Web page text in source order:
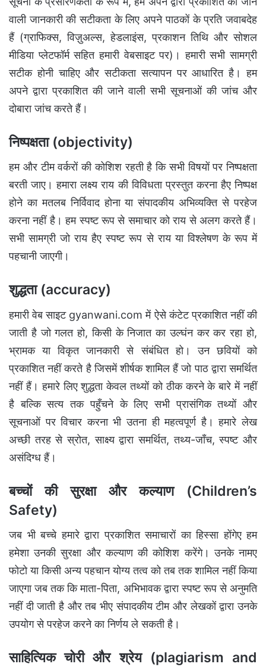
वाली जानकारी की सटीकता के लिए अपने पाठकों के प्रति जवाबदेह
हैं (ग्राफिक्स, विज़ुअल्स, हेडलाइंस, प्रकाशन तिथि और सोशल
मीडिया प्लेटफॉर्म सहित हमारी वेबसाइट पर)। हमारी सभी सामग्री
सटीक होनी चाहिए और सटीकता सत्यापन पर आधारित है। हम
अपने द्वारा प्रकाशित की जाने वाली सभी सूचनाओं की जांच और
दोबारा जांच करते हैं।
निष्पक्षता (objectivity)
हम और टीम वर्करों की कोशिश रहती है कि सभी विषयों पर निष्पक्षता
बरती जाए। हमारा लक्ष्य राय की विविधता प्रस्तुत करना हैए निष्पक्ष
होने का मतलब निर्विवाद होना या संपादकीय अभिव्यक्ति से परहेज
करना नहीं है। हम स्पष्ट रूप से समाचार को राय से अलग करते हैं।
सभी सामग्री जो राय हैए स्पष्ट रूप से राय या विश्लेषण के रूप में
पहचानी जाएगी।
शुद्धता (accuracy)
हमारी वेब साइट gyanwani.com में ऐसे कंटेट प्रकाशित नहीं की
जाती है जो गलत हो, किसी के निजात का उल्घंन कर कर रहा हो,
भ्रामक या विकृत जानकारी से संबंधित हो। उन छवियों को
प्रकाशित नहीं करते है जिसमें शीर्षक शामिल हैं जो पाठ द्वारा समर्थित
नहीं हैं। हमारे लिए शुद्धता केवल तथ्यों को ठीक करने के बारे में नहीं
है बल्कि सत्य तक पहुँचने के लिए सभी प्रासंगिक तथ्यों और
सूचनाओं पर विचार करना भी उतना ही महत्वपूर्ण है। हमारे लेख
अच्छी तरह से स्रोत, साक्ष्य द्वारा समर्थित, तथ्य-जाँच, स्पष्ट और
असंदिग्ध हैं।
बच्चों की सुरक्षा और कल्याण (Children’s
Safety)
जब भी बच्चे हमारे द्वारा प्रकाशित समाचारों का हिस्सा होंगेए हम
हमेशा उनकी सुरक्षा और कल्याण की कोशिश करेंगे। उनके नामए
फोटो या किसी अन्य पहचान योग्य तत्व को तब तक शामिल नहीं किया
जाएगा जब तक कि माता-पिता, अभिभावक द्वारा स्पष्ट रूप से अनुमति
नहीं दी जाती है और तब भीए संपादकीय टीम और लेखकों द्वारा उनके
उपयोग से परहेज करने का निर्णय ले सकती है।
साहित्यिक चोरी और श्रेय (plagiarism and